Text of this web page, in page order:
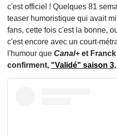
c'est officiel ! Quelques 81
teaser humoristique qui avait
fans, cette fois c'est la bonne,
c'est encore avec un court-
l'humour que Canal+ et
confirment, "Validé" saison